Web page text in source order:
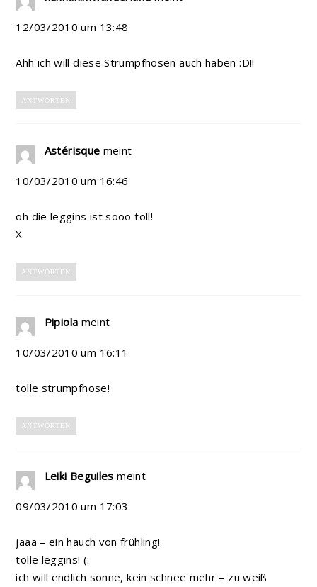
12/03/2010 um 13:48
Ahh ich will diese Strumpfhosen auch haben :D!!
ANTWORTEN
Astérisque meint
10/03/2010 um 16:46
oh die leggins ist sooo toll!
X
ANTWORTEN
Pipiola meint
10/03/2010 um 16:11
tolle strumpfhose!
ANTWORTEN
Leiki Beguiles meint
09/03/2010 um 17:03
jaaa – ein hauch von frühling!
tolle leggins! (:
ich will endlich sonne, kein schnee mehr – zu weiß